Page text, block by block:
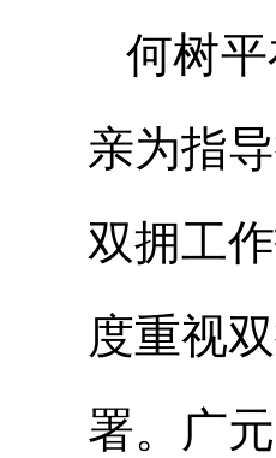
何树
亲为指
双拥工
度重视
署。广